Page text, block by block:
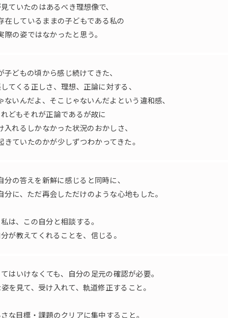
ていたのはあるべき理想像で、
在しているままの子どもである私の
際の姿ではなかったと思う。
子どもの頃から感じ続けてきた、
てくる正しさ、理想、正論に対する、
ないんだよ、そこじゃないんだよという違和感、
どもそれが正論であるが故に
入れるしかなかった状況のおかしさ、
きていたのかが少しずつわかってきた。
分の答えを新鮮に感じると同時に、
分に、ただ再会しただけのような心地もした。
私は、この自分と相談する。
が教えてくれることを、信じる。
はいけなくても、自分の足元の確認が必要。
を見て、受け入れて、軌道修正すること。
な目標・課題のクリアに集中すること。